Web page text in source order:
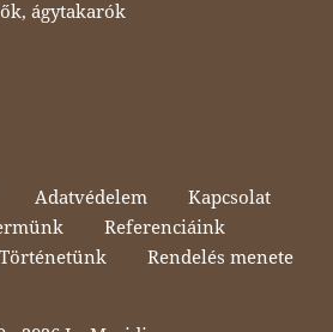
ágytakarók
Adatvédelem
Kapcsolat
Referenciáink
Történetünk Rendelés menete